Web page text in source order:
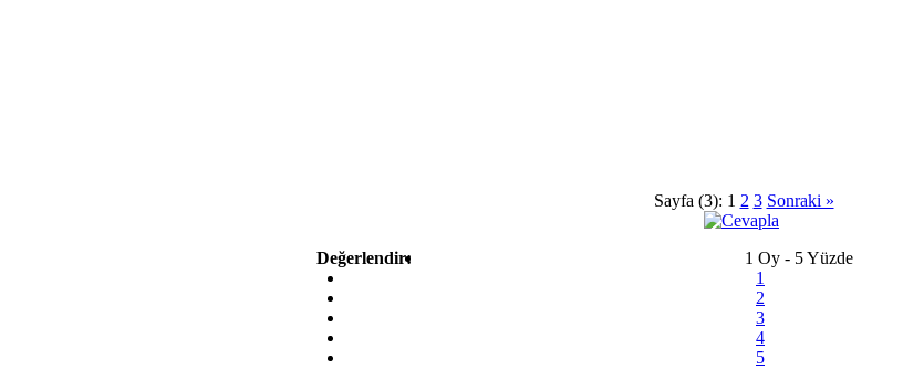
Sayfa (3): 1 2 3 Sonraki »
Değerlendir:
1 Oy - 5 Yüzde
1
2
3
4
5